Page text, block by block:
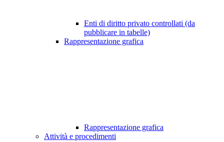
Enti di diritto privato controllati (da
pubblicare in tabelle)
Rappresentazione grafica
Rappresentazione grafica
Attività e procedimenti